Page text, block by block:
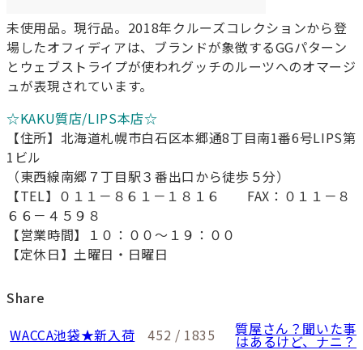
未使用品。現行品。2018年クルーズコレクションから登
場したオフィディアは、ブランドが象徴するGGパターン
とウェブストライプが使われグッチのルーツへのオマージ
ュが表現されています。
☆KAKU質店/LIPS本店☆
【住所】北海道札幌市白石区本郷通8丁目南1番6号LIPS第
1ビル
（東西線南郷７丁目駅３番出口から徒歩５分）
【TEL】０１１－８６１－１８１６ FAX：０１１－８
６６－４５９８
【営業時間】１０：００～１９：００
【定休日】土曜日・日曜日
Share
WACCA池袋★新入荷
452 / 1835 質屋さん？聞いた事
はあるけど、ナニ？